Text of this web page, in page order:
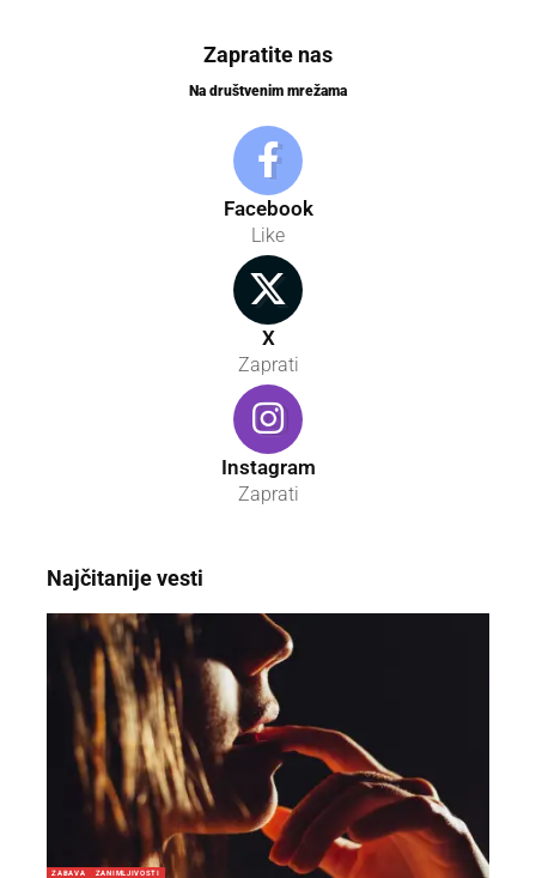
Zapratite nas
Na društvenim mrežama
Facebook
Like
X
Zaprati
Instagram
Zaprati
Najčitanije vesti
ZABAVA ZANIMLJIVOSTI